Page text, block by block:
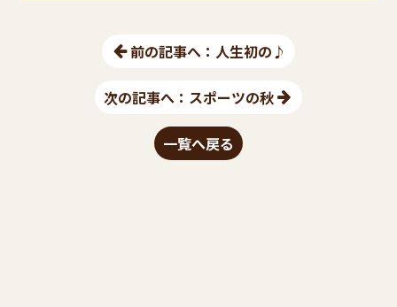
前の記事へ：人生初の♪
一覧へ戻る
次の記事へ：スポーツの秋